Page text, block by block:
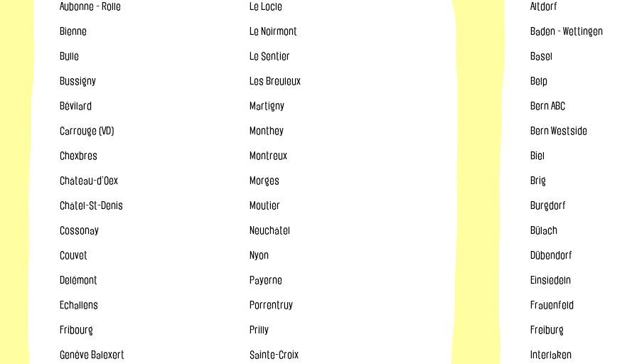
Aubonne - Rolle
Bienne
Bulle
Bussigny
Bévilard
Carrouge (VD)
Chexbres
Château-d’Oex
Châtel-St-Denis
Cossonay
Couvet
Delémont
Echallens
Fribourg
Genève Balexert
Le Locle
Le Noirmont
Le Sentier
Les Breuleux
Martigny
Monthey
Montreux
Morges
Moutier
Neuchâtel
Nyon
Payerne
Porrentruy
Prilly
Sainte-Croix
Altdorf
Baden - Wettingen
Basel
Belp
Bern ABC
Bern Westside
Biel
Brig
Burgdorf
Bülach
Dübendorf
Einsiedeln
Frauenfeld
Freiburg
Interlaken